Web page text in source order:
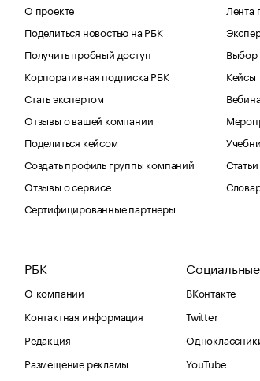
О проекте
Поделиться новостью на РБК
Получить пробный доступ
Корпоративная подписка РБК
Стать экспертом
Отзывы о вашей компании
Поделиться кейсом
Создать профиль группы компаний
Отзывы о сервисе
Сертифицированные партнеры
Лента
Выбор
Кейсы
РБК
О компании
Контактная информация
Редакция
Размещение рекламы
ВКонтакте
Twitter
YouTube